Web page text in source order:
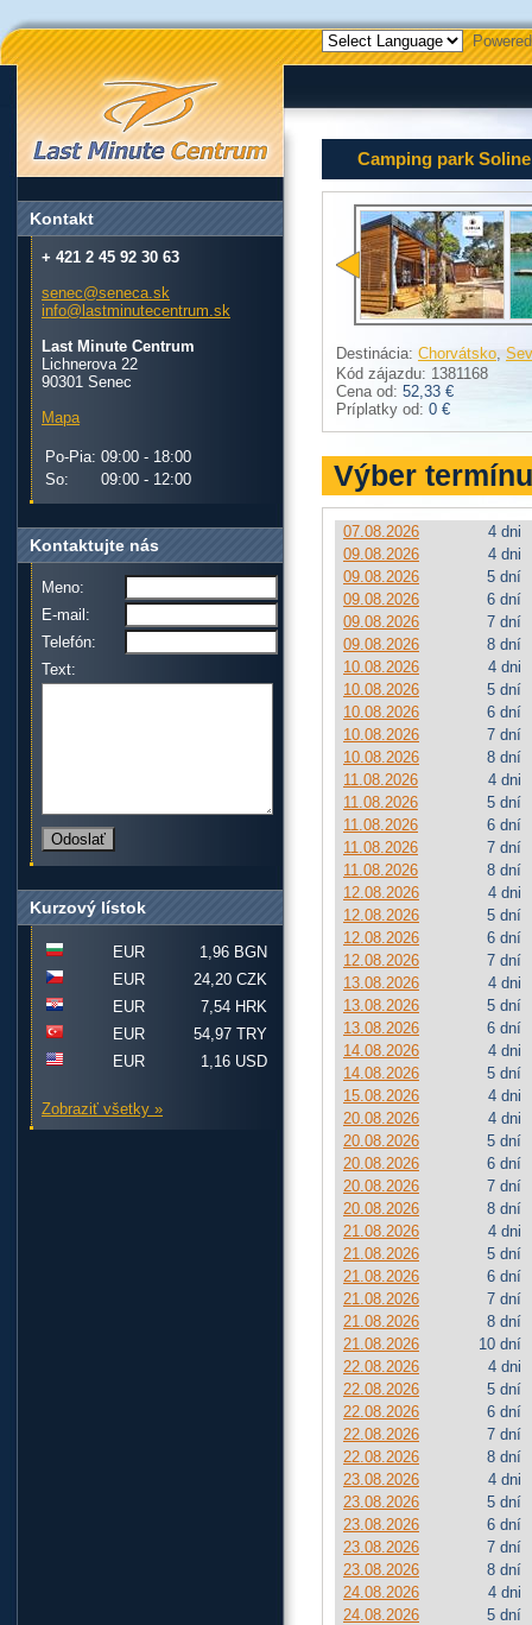
Camping park Soline
Destinácia: Chorvátsko,
Kód zájazdu: 1381168
Cena od: 52,33 €
Príplatky od: 0 €
Výber termínu
07.08.2026
4 dni
09.08.2026
4 dni
09.08.2026
5 dní
09.08.2026
6 dní
09.08.2026
7 dní
09.08.2026
8 dní
10.08.2026
4 dni
10.08.2026
5 dní
10.08.2026
6 dní
10.08.2026
7 dní
10.08.2026
8 dní
11.08.2026
4 dni
11.08.2026
5 dní
11.08.2026
6 dní
11.08.2026
7 dní
11.08.2026
8 dní
12.08.2026
4 dni
12.08.2026
5 dní
12.08.2026
6 dní
12.08.2026
7 dní
13.08.2026
4 dni
13.08.2026
5 dní
13.08.2026
6 dní
14.08.2026
4 dni
14.08.2026
5 dní
15.08.2026
4 dni
20.08.2026
4 dni
20.08.2026
5 dní
20.08.2026
6 dní
20.08.2026
7 dní
20.08.2026
8 dní
21.08.2026
4 dni
21.08.2026
5 dní
21.08.2026
6 dní
21.08.2026
7 dní
21.08.2026
8 dní
21.08.2026
10 dní
22.08.2026
4 dni
22.08.2026
5 dní
22.08.2026
6 dní
22.08.2026
7 dní
22.08.2026
8 dní
23.08.2026
4 dni
23.08.2026
5 dní
23.08.2026
6 dní
23.08.2026
7 dní
23.08.2026
8 dní
24.08.2026
4 dni
24.08.2026
5 dní
Kontakt
+ 421 2 45 92 30 63
senec@seneca.sk
info@lastminutecentrum.sk
Last Minute Centrum
Lichnerova 22
90301 Senec
Mapa
Po-Pia: 09:00 - 18:00
So:
09:00 - 12:00
Kontaktujte nás
Meno:
E-mail:
Telefón:
Text:
Kurzový lístok
EUR
1,96 BGN
EUR
24,20 CZK
EUR
7,54 HRK
EUR
54,97 TRY
EUR
1,16 USD
Zobraziť všetky »